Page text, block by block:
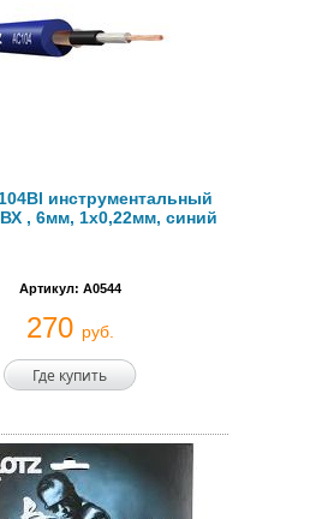
инструментальный
, 6мм, 1x0,22мм, синий
Артикул: A0544
270 руб.
Где купить